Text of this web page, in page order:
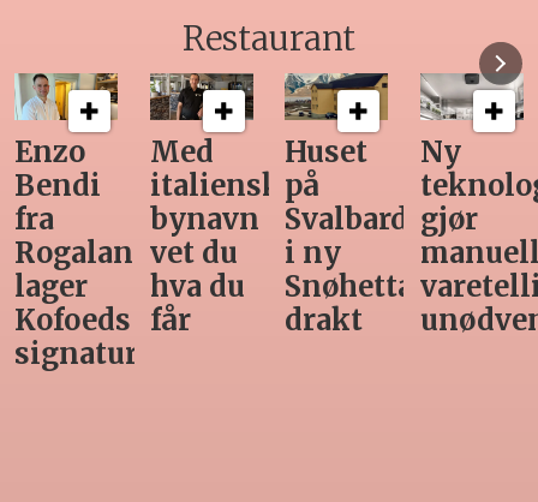
Restaurant
Med
italiensk
bynavn
vet du
hva du
får
Huset
på
Svalbard
i ny
Snøhetta-
drakt
Ny
teknologi
gjør
manuell
varetelling
unødvendig
Siste
Horeca-
før